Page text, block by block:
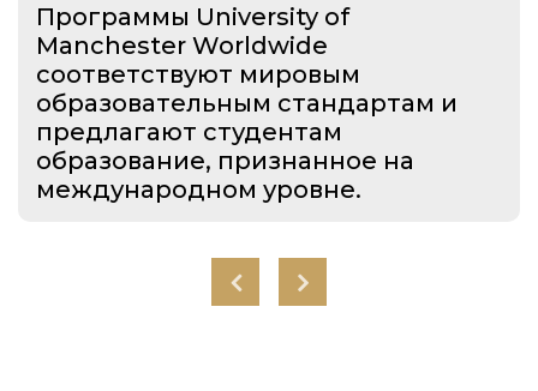
Программы University of
Manchester Worldwide
соответствуют мировым
образовательным стандартам и
предлагают студентам
образование, признанное на
международном уровне.